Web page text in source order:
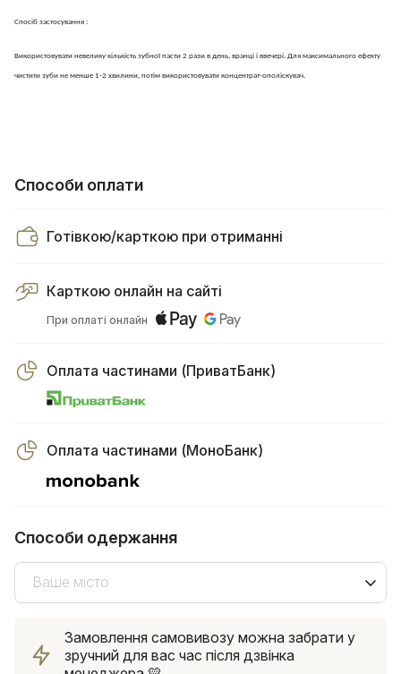
Спосіб застосування :
Використовувати невелику кількість зубної пасти 2 рази в день, вранці і ввечері. Для максимального ефекту
чистити зуби не менше 1-2 хвилини, потім використовувати концентрат-ополіскувач.
Способи оплати
Готівкою/карткою при отриманні
Карткою онлайн на сайті
При оплаті онлайн
Оплата частинами (ПриватБанк)
Оплата частинами (МоноБанк)
Способи одержання
Ваше місто
Замовлення самовивозу можна забрати у
зручний для вас час після дзвінка